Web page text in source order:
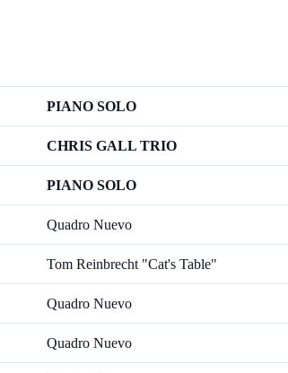
PIANO SOLO
CHRIS GALL TRIO
PIANO SOLO
Quadro Nuevo
Tom Reinbrecht "Cat's Table"
Quadro Nuevo
Quadro Nuevo